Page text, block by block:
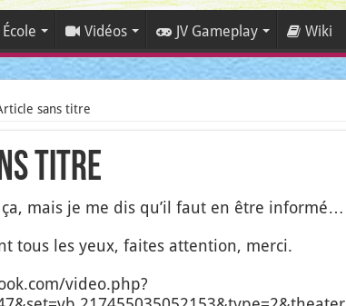
École Vidéos JV Gameplay Wiki
sans titre
titre
ça, mais je me dis qu’il faut en être infor­mé…
tous les yeux, faites atten­tion, mer­ci.
video.php?